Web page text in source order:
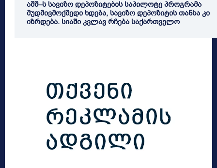
აშშ–ს სავიზო დეპოზიტების საპილოტე პროგრამა
მუდმივმოქმედი ხდება, სავიზო დეპოზიტის თანხა კი
იზრდება. სიაში კვლავ რჩება საქართველო